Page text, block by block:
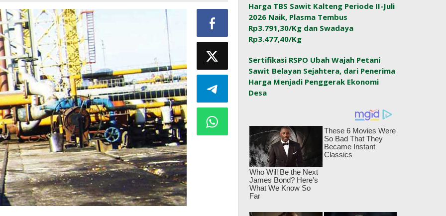
Harga TBS Sawit Kalteng Periode II-Juli
2026 Naik, Plasma Tembus
Rp3.791,30/Kg dan Swadaya
Rp3.477,40/Kg
Sertifikasi RSPO Ubah Wajah Petani
Sawit Belayan Sejahtera, dari Penerima
Harga Menjadi Penggerak Ekonomi
Desa